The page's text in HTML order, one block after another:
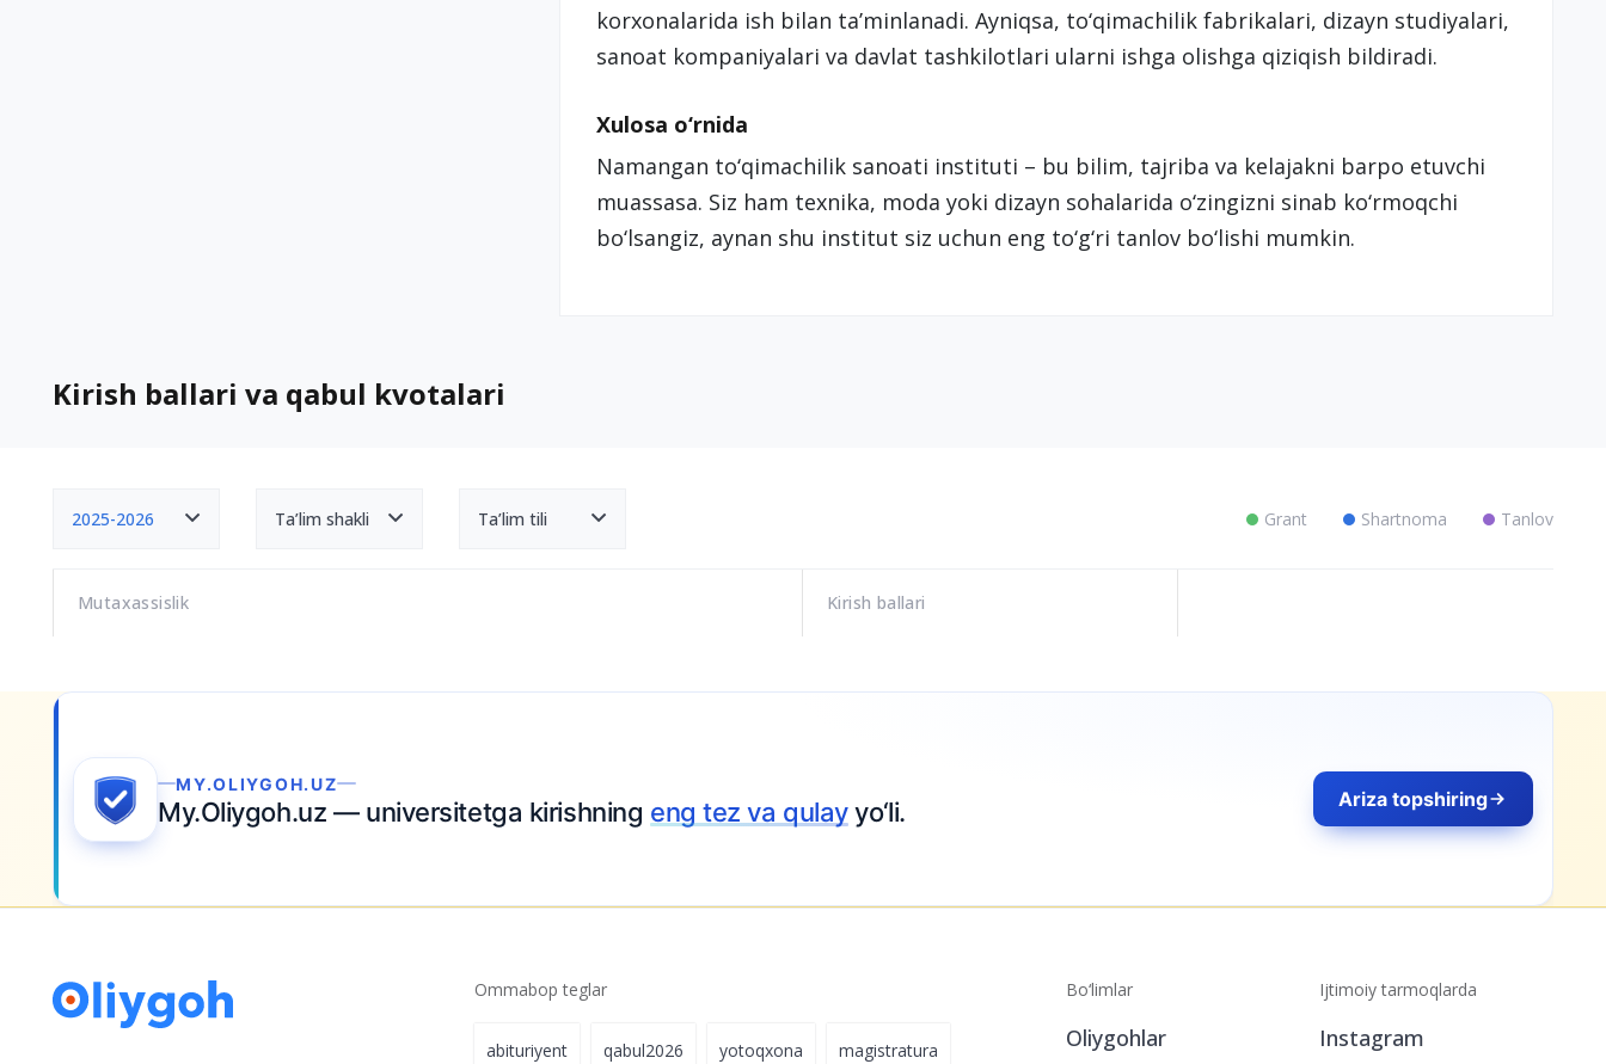
korxonalarida ish bilan ta’minlanadi. Ayniqsa, to‘qimachilik fabrikalari, dizayn studiyalari,
sanoat kompaniyalari va davlat tashkilotlari ularni ishga olishga qiziqish bildiradi.
Xulosa o‘rnida
Namangan to‘qimachilik sanoati instituti – bu bilim, tajriba va kelajakni barpo etuvchi
muassasa. Siz ham texnika, moda yoki dizayn sohalarida o‘zingizni sinab ko‘rmoqchi
bo‘lsangiz, aynan shu institut siz uchun eng to‘g‘ri tanlov bo‘lishi mumkin.
Kirish ballari va qabul kvotalari
2025-2026 Ta’lim shakli Ta’lim tili Grant Shartnoma Tanlov
Mutaxassislik Kirish ballari
MY.OLIYGOH.UZ
My.Oliygoh.uz — universitetga kirishning eng tez va qulayyo‘li. Ariza topshiring
Ommabop teglar
abituriyent qabul2026 yotoqxona magistratura
Bo‘limlar
Oliygohlar
Ijtimoiy tarmoqlarda
Instagram